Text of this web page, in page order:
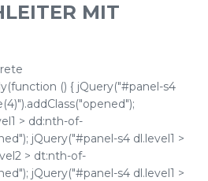
MIT
() { jQuery("#panel-s4
> dd:nth-of-
jQuery("#panel-s4 dl.level1 >
> dt:nth-of-
jQuery("#panel-s4 dl.level1 >